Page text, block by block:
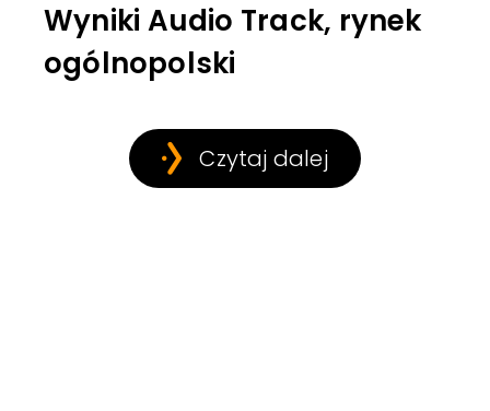
Wyniki Audio Track, rynek
ogólnopolski
Czytaj dalej